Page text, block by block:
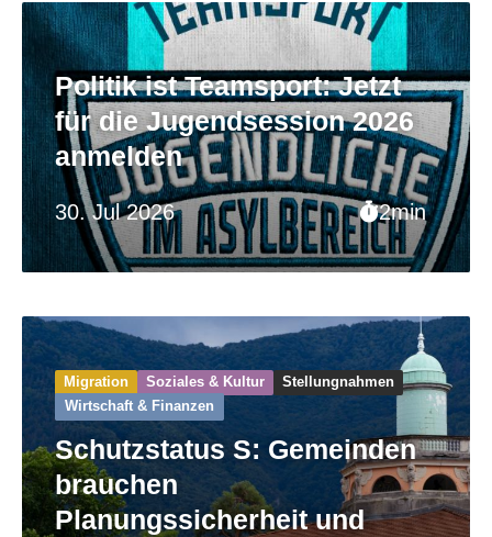
30. Jul 2026 2min
Politik ist Teamsport: Jetzt
für die Jugendsession 2026
anmelden
Migration Soziales & Kultur
Stellungnahmen
Wirtschaft & Finanzen
Schutzstatus S: Gemeinden
brauchen
Planungssicherheit und